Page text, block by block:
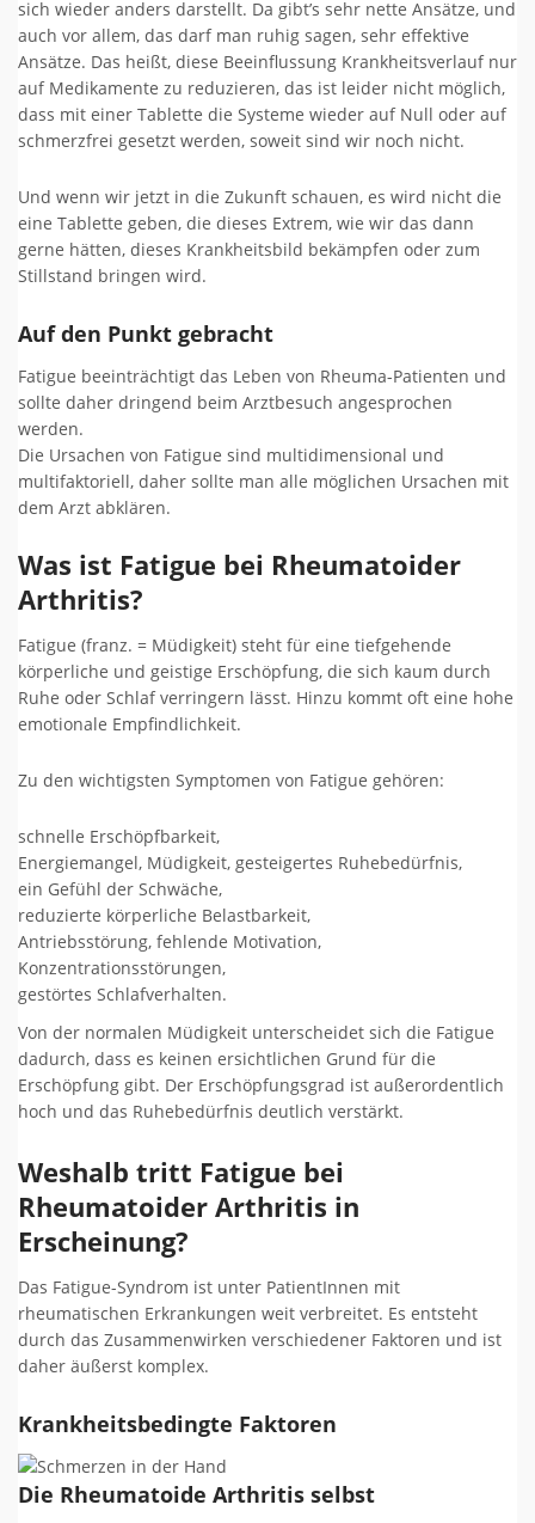
sich wieder anders darstellt. Da gibt’s sehr nette Ansätze, und
auch vor allem, das darf man ruhig sagen, sehr effektive
Ansätze. Das heißt, diese Beeinflussung Krankheitsverlauf nur
auf Medikamente zu reduzieren, das ist leider nicht möglich,
dass mit einer Tablette die Systeme wieder auf Null oder auf
schmerzfrei gesetzt werden, soweit sind wir noch nicht.
Und wenn wir jetzt in die Zukunft schauen, es wird nicht die
eine Tablette geben, die dieses Extrem, wie wir das dann
gerne hätten, dieses Krankheitsbild bekämpfen oder zum
Stillstand bringen wird.
Auf den Punkt gebracht
Fatigue beeinträchtigt das Leben von Rheuma-Patienten und
sollte daher dringend beim Arztbesuch angesprochen
werden.
Die Ursachen von Fatigue sind multidimensional und
multifaktoriell, daher sollte man alle möglichen Ursachen mit
dem Arzt abklären.
Was ist Fatigue bei Rheumatoider
Arthritis?
Fatigue (franz. = Müdigkeit) steht für eine tiefgehende
körperliche und geistige Erschöpfung, die sich kaum durch
Ruhe oder Schlaf verringern lässt. Hinzu kommt oft eine hohe
emotionale Empfindlichkeit.
Zu den wichtigsten Symptomen von Fatigue gehören:
schnelle Erschöpfbarkeit,
Energiemangel, Müdigkeit, gesteigertes Ruhebedürfnis,
ein Gefühl der Schwäche,
reduzierte körperliche Belastbarkeit,
Antriebsstörung, fehlende Motivation,
Konzentrationsstörungen,
gestörtes Schlafverhalten.
Von der normalen Müdigkeit unterscheidet sich die Fatigue
dadurch, dass es keinen ersichtlichen Grund für die
Erschöpfung gibt. Der Erschöpfungsgrad ist außerordentlich
hoch und das Ruhebedürfnis deutlich verstärkt.
Weshalb tritt Fatigue bei
Rheumatoider Arthritis in
Erscheinung?
Das Fatigue-Syndrom ist unter PatientInnen mit
rheumatischen Erkrankungen weit verbreitet. Es entsteht
durch das Zusammenwirken verschiedener Faktoren und ist
daher äußerst komplex.
Krankheitsbedingte Faktoren
Die Rheumatoide Arthritis selbst